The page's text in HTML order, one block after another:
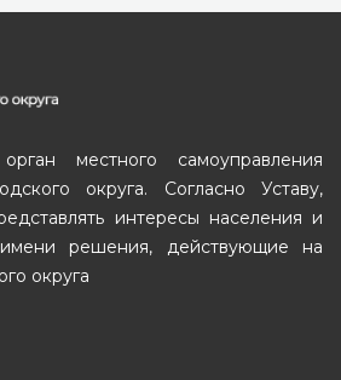
местного самоуправления
округа. Согласно Уставу,
интересы населения и
решения, действующие на
округа